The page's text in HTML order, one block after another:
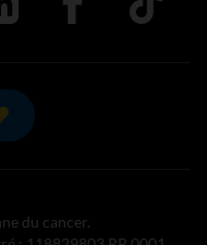
du cancer.